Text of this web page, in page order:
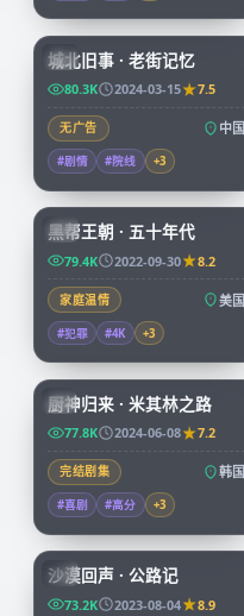
CN
99:17
城北旧事 · 老街记忆
80.3K 2024-03-15 7.5
无广告 中国
#剧情 #院线 +3
CN
黑帮王朝 · 五十年代
79.4K 2022-09-30 8.2
家庭温情 美国
#犯罪 #4K +3
KR
58:31
厨神归来 · 米其林之路
77.8K 2024-06-08 7.2
完结剧集 韩国
#喜剧 #高分 +3
CN
沙漠回声 · 公路记
73.2K 2023-08-04 8.9